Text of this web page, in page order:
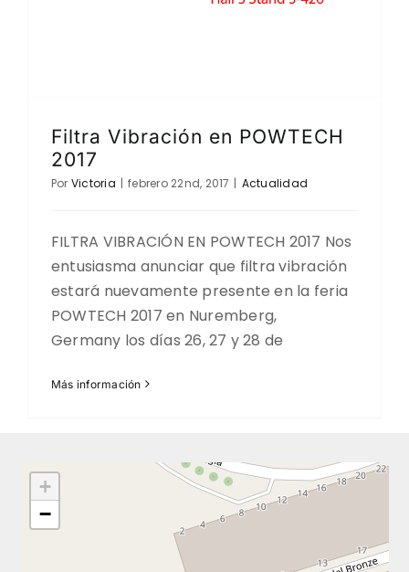
Filtra Vibración en POWTECH
2017
Por Victoria | febrero 22nd, 2017 | Actualidad
FILTRA VIBRACIÓN EN POWTECH 2017 Nos
entusiasma anunciar que filtra vibración
estará nuevamente presente en la feria
POWTECH 2017 en Nuremberg,
Germany los días 26, 27 y 28 de
Más información
+
−